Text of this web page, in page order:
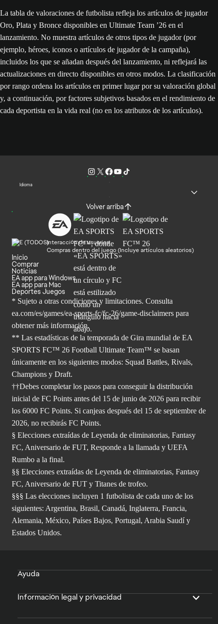
La tabla de valoraciones de futbolista refleja los artículos de jugador
Oro, Plata y Bronce disponibles en Ultimate Team ’26 en el
lanzamiento. No muestra artículos de otros tipos de jugador (por
ejemplo, héroes, iconos o artículos de jugador de la campaña),
incluidos los que se añadan después del lanzamiento, ni reflejará las
actualizaciones en directo disponibles en otros modos. La clasificación
por rango ordena los artículos en primer lugar por su valoración global
y, a continuación, por factores subjetivos basados en el rendimiento de
cada deportista en la vida real (no en los atributos de los artículos).
Idioma
Volver arriba
Interacción de usuarios
Compras dentro del juego (Incluye artículos aleatorios)
Inicio
Comprar
Noticias
EA app para Windows
EA app para Mac
Deportes Juegos
* Sujeto a otras condiciones y limitaciones. Consulta
ea.com/es/games/ea-sports-fc/fc-26/game-disclaimers para
obtenermás información.
** Las estadísticas de la temporada de Gira mundial de EA
SPORTS FC™ 26 Football Ultimate Team™ se basan
únicamente en los siguientes modos: Squad Battles, Rivals,
Champions y Draft.
††Debes completar los pasos para conseguir la distribución
inicial de FC Points antes del 15 de junio de 2026 para recibir
los 6000 FC Points. Si canjeas después del 15 de septiembre de
2026, no recibirás FC Points.
§ Elecciones extraídas de Leyenda de eliminatorias, Fantasy
FC, Aniversario de FUT, Responde a la llamada y UEFA
Rumbo a la final.
§§ Elecciones extraídas de Leyenda de eliminatorias, Fantasy
FC, Aniversario de FUT y Titanes de trofeo.
§§§ Las elecciones incluyen 1 futbolista de cada uno de los
siguientes: Argentina, Brasil, Canadá, Inglaterra, Francia,
Alemania, México, Países Bajos, Portugal, Arabia Saudí y
Estados Unidos.
Ayuda
Información legal y privacidad